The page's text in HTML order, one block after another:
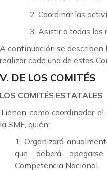
2. Coordinar las
3. Asistir a todas las
A continuación se describen
realizar cada una de estos
V. DE LOS COMITÉS
LOS COMITÉS ESTATALES
Tienen como coordinador
la SMF, quién:
1. Organizará
que deberá
Competencia Nacional.